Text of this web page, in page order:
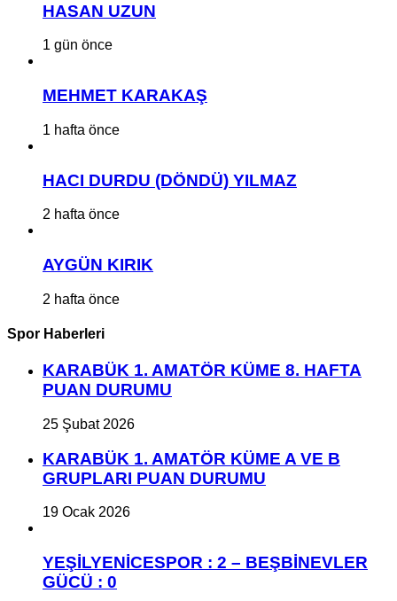
HASAN UZUN
1 gün önce
MEHMET KARAKAŞ
1 hafta önce
HACI DURDU (DÖNDÜ) YILMAZ
2 hafta önce
AYGÜN KIRIK
2 hafta önce
Spor Haberleri
KARABÜK 1. AMATÖR KÜME 8. HAFTA
PUAN DURUMU
25 Şubat 2026
KARABÜK 1. AMATÖR KÜME A VE B
GRUPLARI PUAN DURUMU
19 Ocak 2026
YEŞİLYENİCESPOR : 2 – BEŞBİNEVLER
GÜCÜ : 0